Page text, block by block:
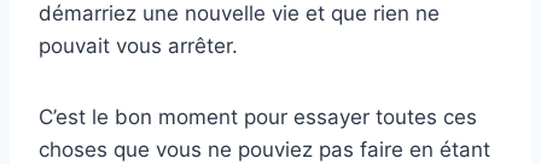
démarriez une nouvelle vie et que rien ne
pouvait vous arrêter.
C’est le bon moment pour essayer toutes ces
choses que vous ne pouviez pas faire en étant